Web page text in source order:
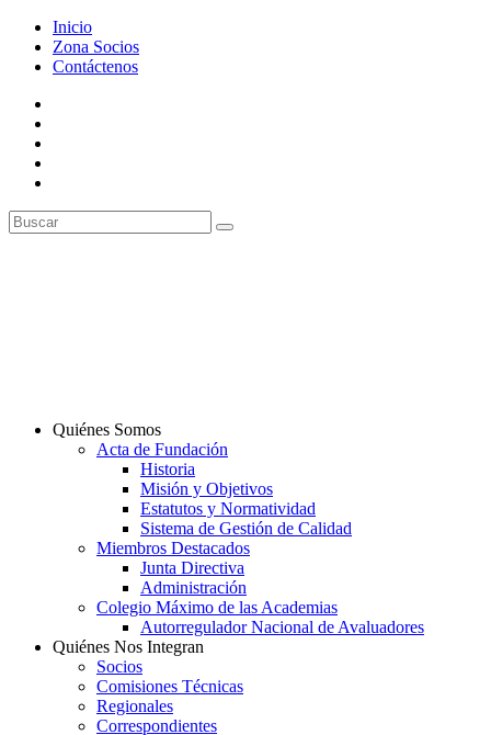
Inicio
Zona Socios
Contáctenos
Quiénes Somos
Acta de Fundación
Historia
Misión y Objetivos
Estatutos y Normatividad
Sistema de Gestión de Calidad
Miembros Destacados
Junta Directiva
Administración
Colegio Máximo de las Academias
Autorregulador Nacional de Avaluadores
Quiénes Nos Integran
Socios
Comisiones Técnicas
Regionales
Correspondientes